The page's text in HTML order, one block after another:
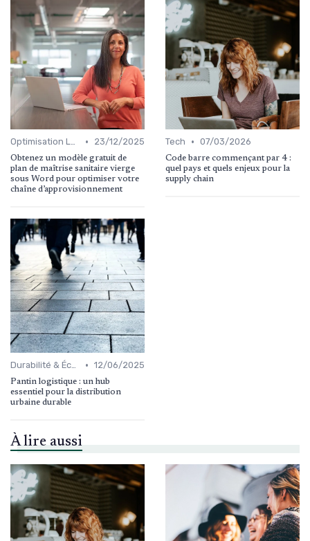
Optimisation Logistique • 23/12/2025
Obtenez un modèle gratuit de
plan de maîtrise sanitaire vierge
sous Word pour optimiser votre
chaîne d’approvisionnement
Tech • 07/03/2026
Code barre commençant par 4 :
quel pays et quels enjeux pour la
supply chain
Durabilité & Écologie • 12/06/2025
Pantin logistique : un hub
essentiel pour la distribution
urbaine durable
À lire aussi